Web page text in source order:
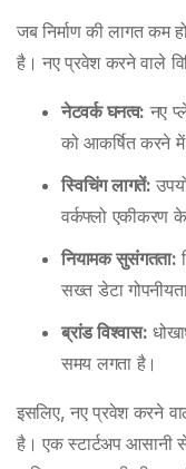
जब निर्माण की लागत कम
है। नए प्रवेश करने वाले
नेटवर्क घनत्व: नए
को आकर्षित करने में
स्विचिंग लागतें:
वर्कफ्लो एकीकरण
नियामक सुसंगतता:
सख्त डेटा
ब्रांड विश्वास:
समय लगता है।
इसलिए, नए प्रवेश करने
है। एक स्टार्टअप आसानी